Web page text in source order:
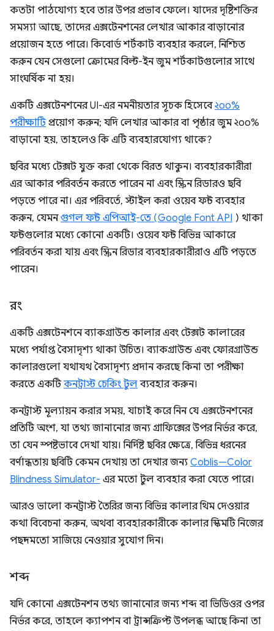
কতটা পাঠযোগ্য হবে তার উপর প্রভাব ফেলে। যাদের দৃষ্টিশক্তির
সমস্যা আছে, তাদের এক্সটেনশনের লেখার আকার বাড়ানোর
প্রয়োজন হতে পারে। কিবোর্ড শর্টকাট ব্যবহার করলে, নিশ্চিত
করুন যেন সেগুলো ক্রোমের বিল্ট-ইন জুম শর্টকাটগুলোর সাথে
সাংঘর্ষিক না হয়।
একটি এক্সটেনশনের UI-এর নমনীয়তার সূচক হিসেবে২০০%
পরীক্ষাটিপ্রয়োগ করুন; যদি লেখার আকার বা পৃষ্ঠার জুম ২০০%
বাড়ানো হয়, তাহলেও কি এটি ব্যবহারযোগ্য থাকে?
ছবির মধ্যে টেক্সট যুক্ত করা থেকে বিরত থাকুন। ব্যবহারকারীরা
এর আকার পরিবর্তন করতে পারেন না এবং স্ক্রিন রিডারও ছবি
পড়তে পারে না। এর পরিবর্তে, স্টাইল করা ওয়েব ফন্ট ব্যবহার
করুন, যেমনগুগল ফন্ট এপিআই-তে (Google Font API ) থাকা
ফন্টগুলোর মধ্যে কোনো একটি। ওয়েব ফন্ট বিভিন্ন আকারে
পরিবর্তন করা যায় এবং স্ক্রিন রিডার ব্যবহারকারীরাও এটি পড়তে
পারেন।
রং
একটি এক্সটেনশনে ব্যাকগ্রাউন্ড কালার এবং টেক্সট কালারের
মধ্যে পর্যাপ্ত বৈসাদৃশ্য থাকা উচিত। ব্যাকগ্রাউন্ড এবং ফোরগ্রাউন্ড
কালারগুলো যথাযথ বৈসাদৃশ্য প্রদান করছে কিনা তা পরীক্ষা
করতে একটিকনট্রাস্ট চেকিং টুলব্যবহার করুন।
কনট্রাস্ট মূল্যায়ন করার সময়, যাচাই করে নিন যে এক্সটেনশনের
প্রতিটি অংশ, যা তথ্য জানানোর জন্য গ্রাফিক্সের উপর নির্ভর করে,
তা যেন স্পষ্টভাবে দেখা যায়। নির্দিষ্ট ছবির ক্ষেত্রে, বিভিন্ন ধরনের
বর্ণান্ধতায় ছবিটি কেমন দেখায় তা দেখার জন্য Coblis—Color
Blindness Simulator- এর মতো টুল ব্যবহার করা যেতে পারে।
আরও ভালো কনট্রাস্ট তৈরির জন্য বিভিন্ন কালার থিম দেওয়ার
কথা বিবেচনা করুন, অথবা ব্যবহারকারীকে কালার স্কিমটি নিজের
পছন্দমতো সাজিয়ে নেওয়ার সুযোগ দিন।
শব্দ
যদি কোনো এক্সটেনশন তথ্য জানানোর জন্য শব্দ বা ভিডিওর ওপর
নির্ভর করে, তাহলে ক্যাপশন বা ট্রান্সক্রিপ্ট উপলব্ধ আছে কিনা তা